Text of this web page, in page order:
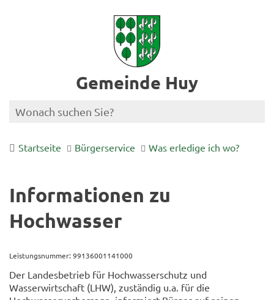
Gemeinde Huy
Startseite Bürgerservice Was erledige ich wo?
Informationen zu
Hochwasser
Leistungsnummer: 99136001141000
Der Landesbetrieb für Hochwasserschutz und
Wasserwirtschaft (LHW), zuständig u.a. für die